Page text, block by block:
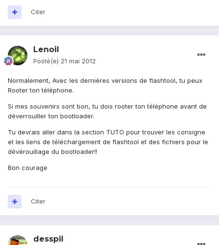
Citer
Lenoil
Posté(e) 21 mai 2012
Normalement, Avec les dernières versions de flashtool, tu peux
Rooter ton téléphone.
Si mes souvenirs sont bon, tu dois rooter ton téléphone avant de
déverrouiller ton bootloader.
Tu devrais aller dans la section TUTO pour trouver les consigne
et les liens de téléchargement de flashtool et des fichiers pour le
dévérouillage du bootloader!!
Bon courage
Citer
desspil